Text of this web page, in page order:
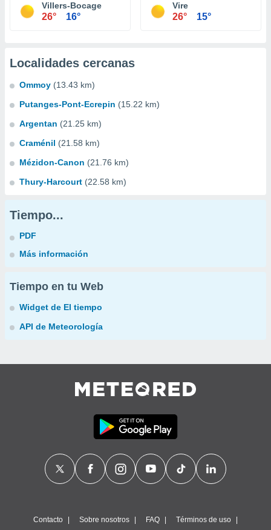
Villers-Bocage
26° 16°
Vire
26° 15°
Localidades cercanas
Ommoy (13.43 km)
Putanges-Pont-Ecrepin (15.22 km)
Argentan (21.25 km)
Craménil (21.58 km)
Mézidon-Canon (21.76 km)
Thury-Harcourt (22.58 km)
Tiempo...
PDF
Más información
Tiempo en tu Web
Widget de El tiempo
API de Meteorología
Contacto Sobre nosotros FAQ Términos de uso